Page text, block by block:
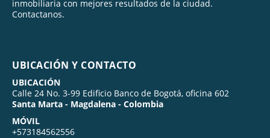
inmobiliaria con mejores resultados de la ciudad.
Contactanos.
UBICACIÓN Y CONTACTO
UBICACIÓN
Calle 24 No. 3-99 Edificio Banco de Bogotá, oficina 602
Santa Marta - Magdalena - Colombia
MÓVIL
+573184562556